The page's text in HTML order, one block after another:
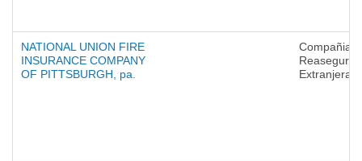
NATIONAL UNION FIRE
INSURANCE COMPANY
OF PITTSBURGH, pa.
Compañias
Reaseguro
Extranjeras